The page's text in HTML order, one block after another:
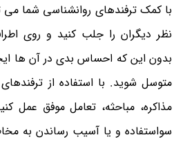
با کمک ترفندهای روانشناسی شما
نظر دیگران را جلب کنید و روی
بدون این که احساس بدی در آن ها
متوسل شوید. با استفاده از
مذاکره، مباحثه، تعامل موفق عمل
سواستفاده و یا آسیب رساندن به